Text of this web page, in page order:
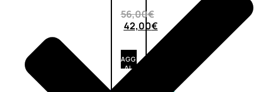
56,00€
42,00€
AGGIUNGI
AL
CARRELLO